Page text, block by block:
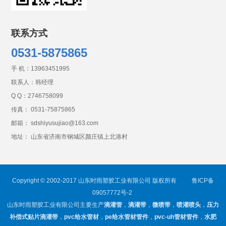
联系方式
0531-5875865
手 机： 13963451995
联系人：韩经理
Q Q： 2746758099
传真： 0531-75875865
邮箱： sdshiyusujiao@163.com
地址： 山东省济南市钢城区颜庄镇上北港村
Copyright © 2002-2017 山东时雨塑胶工业有限公司 版权所有
鲁ICP备
09057772号-2
山东时雨塑胶工业有限公司主要生产滴灌管， 滴灌带， 微喷带， 喷灌喷头， 压力
补偿式贴片滴灌带， pvc给水管材， pe给水管材管件， pvc-uh管材管件， 水肥